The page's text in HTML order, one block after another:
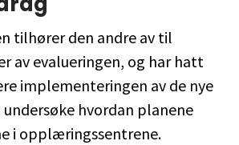
tilhører den andre av til
av evalueringen, og har hatt
implementeringen av de nye
hvordan planene
i opplæringssentrene.